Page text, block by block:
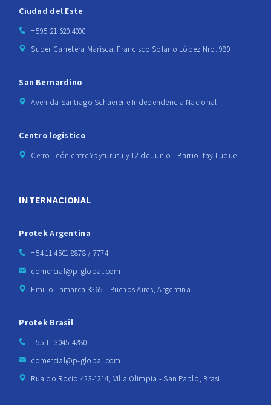
Ciudad del Este
+595 21 620 4000
Super Carretera Mariscal Francisco Solano López Nro. 980
San Bernardino
Avenida Santiago Schaerer e Independencia Nacional
Centro logístico
Cerro León entre Ybyturusu y 12 de Junio - Barrio Itay Luque
INTERNACIONAL
Protek Argentina
+54 11 4501 8878 / 7774
comercial@p-global.com
Emilio Lamarca 3365 - Buenos Aires, Argentina
Protek Brasil
+55 11 3045 4280
comercial@p-global.com
Rua do Rocio 423-1214, Villa Olimpia - San Pablo, Brasil